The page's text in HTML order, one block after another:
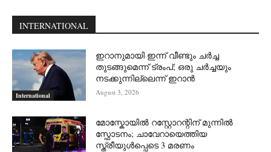
INTERNATIONAL
International
ഇറാനുമായി ഇന്ന് വീണ്ടും ചര്‍ച്ച
തുടങ്ങുമെന്ന് ട്രംപ്; ഒരു ചര്‍ച്ചയും
നടക്കുന്നില്ലെന്ന് ഇറാന്‍
August 3, 2026
മോസ്കോയിൽ റസ്റ്റോറന്റിന് മുന്നിൽ
സ്ഫോടനം; ചാവേറായെത്തിയ
സ്ത്രീയുൾപ്പെടെ 3 മരണം